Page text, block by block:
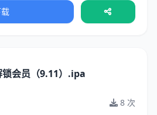
锁会员（9.11）.ipa
8 次